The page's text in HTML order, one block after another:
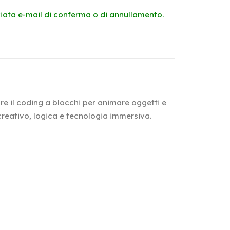
e-mail di conferma o di annullamento.
il coding a blocchi per animare oggetti e
logica e tecnologia immersiva.